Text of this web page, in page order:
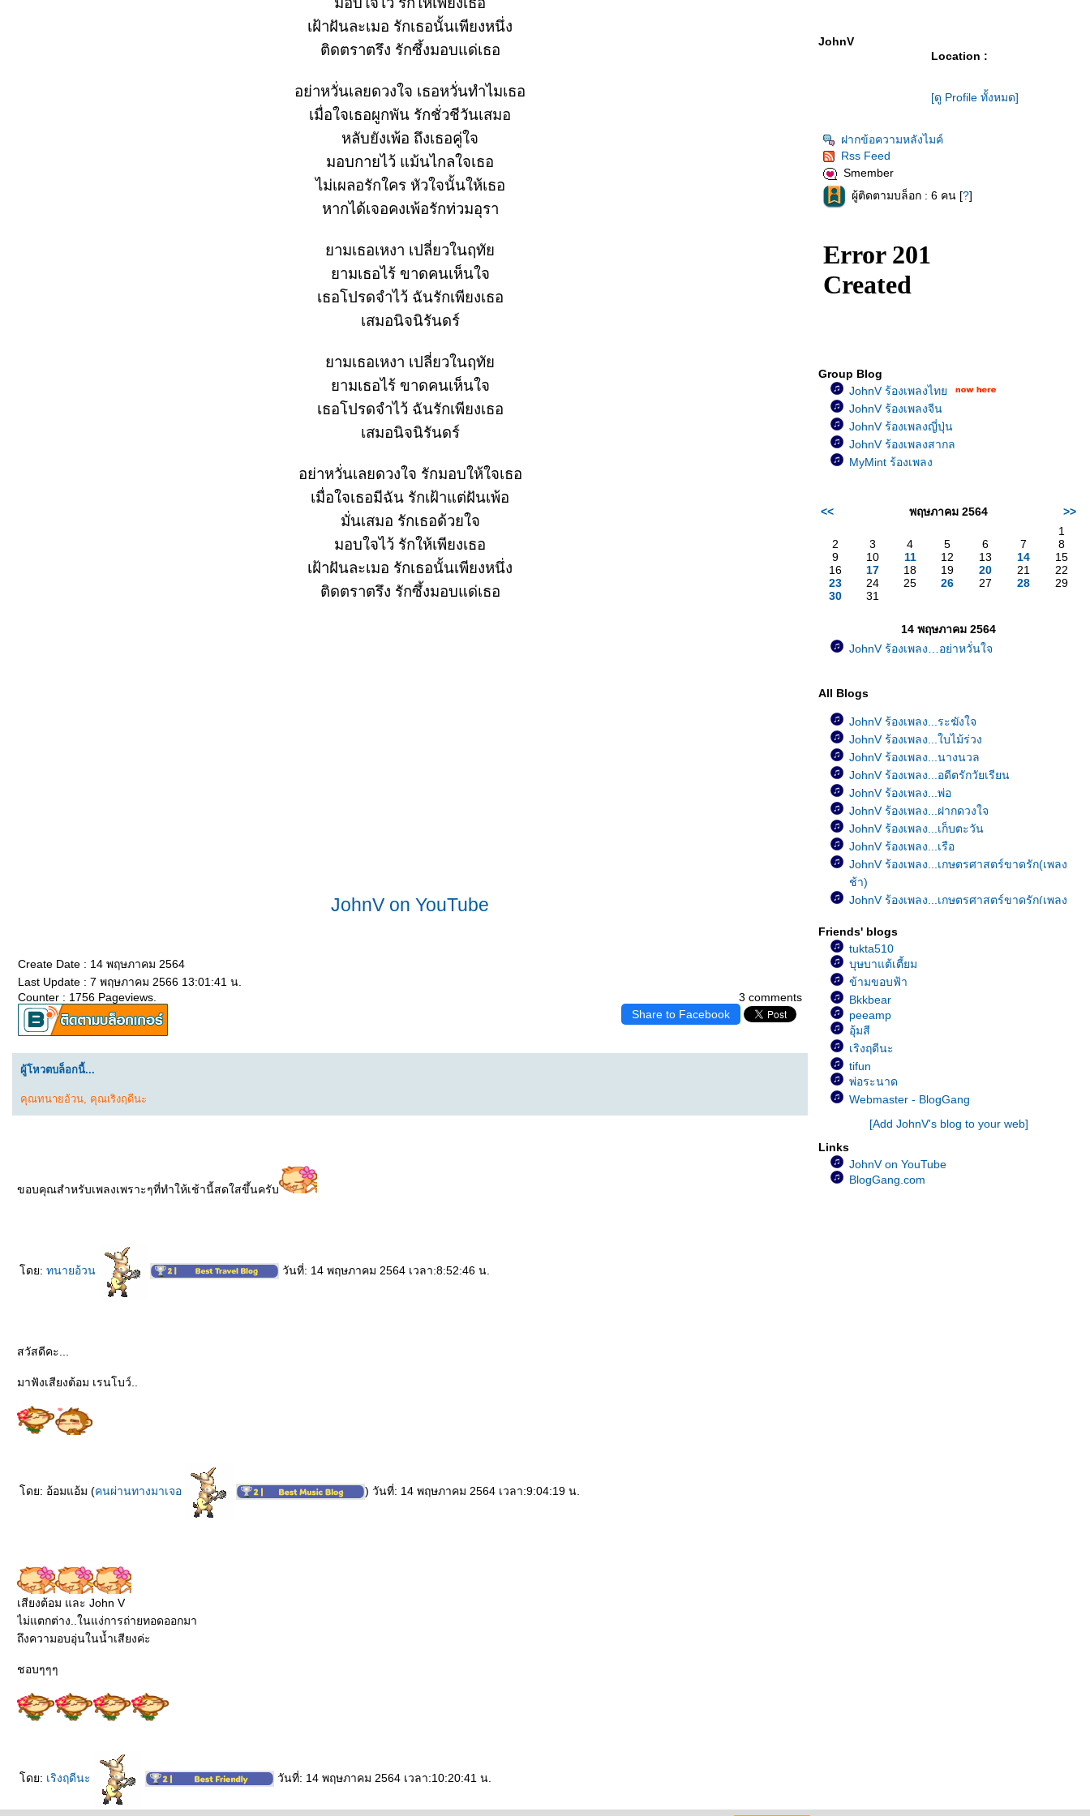
เฝ้าฝันละเมอ รักเธอนั้นเพียงหนึ่ง
ติดตราตรึง รักซึ้งมอบแด่เธอ
อย่าหวั่นเลยดวงใจ เธอหวั่นทำไมเธอ
เมื่อใจเธอผูกพัน รักชั่วชีวันเสมอ
หลับยังเพ้อ ถึงเธอคู่ใจ
มอบกายไว้ แม้นไกลใจเธอ
ไม่เผลอรักใคร หัวใจนั้นให้เธอ
หากได้เจอคงเพ้อรักท่วมอุรา
ามเธอเหงา เปลี่ยวในฤทั
ามเธอไร้ ขาดคนเห็นใจ
เธอโปรดจำไว้ ฉันรักเพียงเธอ
เสมอนิจนิรันดร์
ามเธอเหงา เปลี่ยวในฤทั
ามเธอไร้ ขาดคนเห็นใจ
เธอโปรดจำไว้ ฉันรักเพียงเธอ
เสมอนิจนิรันดร์
อย่าหวั่นเลยดวงใจ รักมอบให้ใจเธอ
เมื่อใจเธอมีฉัน รักเฝ้าแต่ฝันเพ้อ
มั่นเสมอ รักเธอด้วยใจ
มอบใจไว้ รักให้เพียงเธอ
เฝ้าฝันละเมอ รักเธอนั้นเพียงหนึ่ง
ติดตราตรึง รักซึ้งมอบแด่เธอ
JohnV on YouTube
Create Date : 14 พฤษภาคม 2564
Last Update : 7 พฤษภาคม 2566 13:01:41 น.
3 comments
Counter : 1756 Pageviews.
Share to Facebook
ผู้โหวตบล็อกนี้...
คุณทนายอ้วน, คุณเริงฤดีนะ
ขอบคุณสำหรับเพลงเพราะๆที่ทำให้เช้านี้สดใสขึ้นครับ
ดย: ทนายอ้วน วันที่: 14 พฤษภาคม 2564 เวลา:8:52:46 น.
สวัสดีคะ...
มาฟังเสียงต้อม เรนโบว์..
ดย: อ้อมแอ้ม (คนผ่านทางมาเจอ ) วันที่: 14 พฤษภาคม 2564 เวลา:9:04:19 น.
เสียงต้อม และ John V
ไม่แตกต่าง..ในแง่การถ่ายทอดออกมา
ถึงความอบอุ่นในน้ำเสียงค่ะ
ชอบๆๆๆ
ดย: เริงฤดีนะ วันที่: 14 พฤษภาคม 2564 เวลา:10:20:41 น.
JohnV
Location :
[ดู Profile ทั้งหมด]
ฝากข้อความหลังไมค์
Rss Feed
Smember
ผู้ติดตามบล็อก : 6 คน [?]
Group Blog
JohnV ร้องเพลงไท
JohnV ร้องเพลงจีน
JohnV ร้องเพลงญี่ปุ่น
JohnV ร้องเพลงสากล
MyMint ร้องเพลง
<< พฤษภาคม 2564
>>
1
2
3 4 5 6 7
8
9
10 11 12 13 14
15
16
17 18 19 20 21
22
23
24 25 26 27 28
29
30
31
14 พฤษภาคม 2564
JohnV ร้องเพลง…อย่าหวั่นใจ
All Blogs
JohnV ร้องเพลง...ระฆังใจ
JohnV ร้องเพลง...ใบไม้ร่วง
JohnV ร้องเพลง...นางนวล
JohnV ร้องเพลง...อดีตรักวัยเรียน
JohnV ร้องเพลง...พ่อ
JohnV ร้องเพลง...ฝากดวงใจ
JohnV ร้องเพลง...เก็บตะวัน
JohnV ร้องเพลง...เรือ
JohnV ร้องเพลง...เกษตรศาสตร์ขาดรัก(เพลง
ช้า)
JohnV ร้องเพลง...เกษตรศาสตร์ขาดรัก(เพลง
JohnV ร้องเพลง...มีใครอยู่ไหม
JohnV ร้องเพลง...อย่าคิดมาก
JohnV ร้องเพลง...Happy Birthday
JohnV ร้องเพลง...เป็นอย่างงี้ตั้งแต่เกิดเล
JohnV ร้องเพลง...หัวใจมักง่า
JohnV ร้องเพลง...ขาดเธอดังขาดใจ
JohnV ร้องเพลง...เพ้อ
JohnV ร้องเพลง...ฝน
JohnV ร้องเพลง...รักเธอสุดหัวใจ
JohnV ร้องเพลง...ลึกสุดใจ
JohnV ร้องเพลง...ไม่รักได้ไง
JohnV ร้องเพลง...คำว่าแม่
JohnV ร้องเพลง...ขอใครสักคน
JohnV ร้องเพลง...เพียงถ้อยคำ
Friends' blogs
tukta510
บุษบาแต้เตี้ยม
ข้ามขอบฟ้า
Bkkbear
peeamp
อุ้มสี
เริงฤดีนะ
tifun
พ่อระนาด
Webmaster - BlogGang
[Add JohnV's blog to your web]
Links
JohnV on YouTube
BlogGang.com